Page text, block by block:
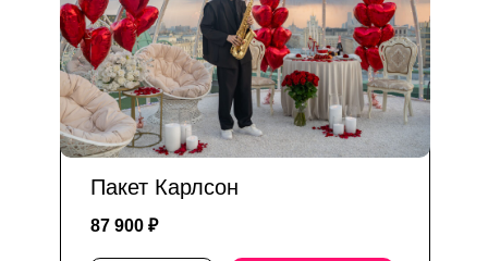
87 900 ₽
Пакет Карлсон